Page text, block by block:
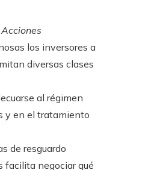
los inversores a
diversas clases
al régimen
y en el tratamiento
de resguardo
facilita negociar qué